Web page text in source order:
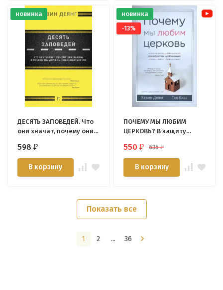
новинка
ДЕСЯТЬ ЗАПОВЕДЕЙ. Что
они значат, почему они
должны повиноваться
им. Кевин Деянг
598₽
В корзину
новинка
-13%
ПОЧЕМУ МЫ ЛЮБИМ
ЦЕРКОВЬ? В защиту
Кевин Деянг и Тед Клак
550₽ 635₽
В корзину
Показать все
1 2 ... 36